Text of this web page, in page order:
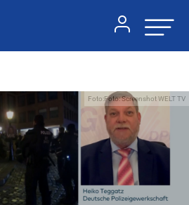
Foto:Foto: Screenshot WELT TV